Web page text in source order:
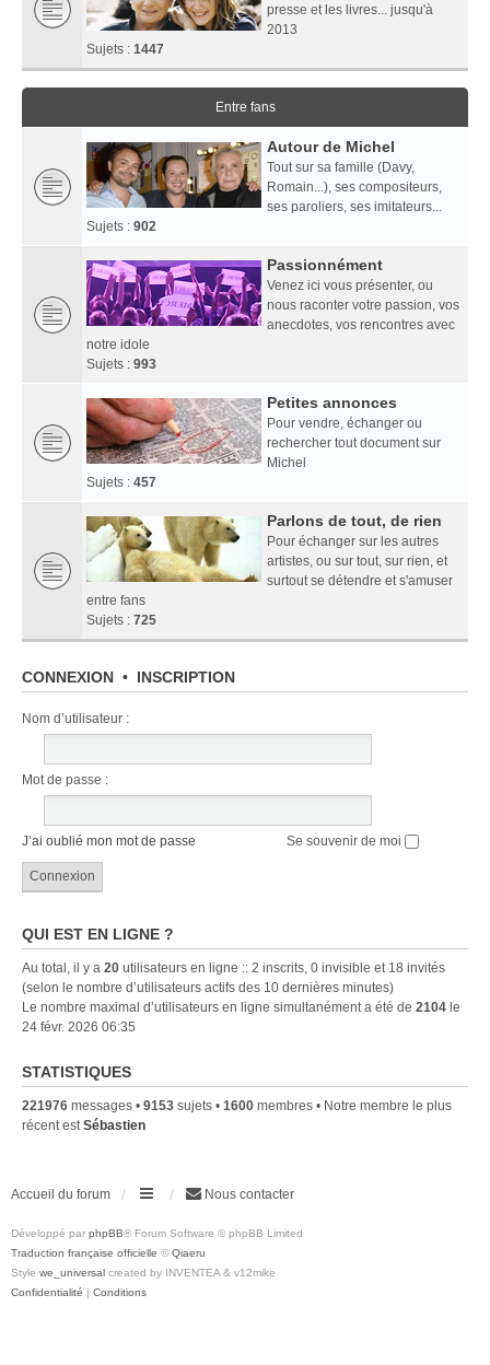
presse et les livres... jusqu'à
2013
Sujets : 1447
Entre fans
Autour de Michel
Tout sur sa famille (Davy,
Romain...), ses compositeurs,
ses paroliers, ses imitateurs...
Sujets : 902
Passionnément
Venez ici vous présenter, ou
nous raconter votre passion, vos
anecdotes, vos rencontres avec
notre idole
Sujets : 993
Petites annonces
Pour vendre, échanger ou
rechercher tout document sur
Michel
Sujets : 457
Parlons de tout, de rien
Pour échanger sur les autres
artistes, ou sur tout, sur rien, et
surtout se détendre et s'amuser
entre fans
Sujets : 725
CONNEXION • INSCRIPTION
Nom d’utilisateur :
Mot de passe :
J’ai oublié mon mot de passe Se souvenir de moi
QUI EST EN LIGNE ?
Au total, il y a 20 utilisateurs en ligne :: 2 inscrits, 0 invisible et 18 invités
(selon le nombre d’utilisateurs actifs des 10 dernières minutes)
Le nombre maximal d’utilisateurs en ligne simultanément a été de 2104 le
24 févr. 2026 06:35
STATISTIQUES
221976 messages • 9153 sujets • 1600 membres • Notre membre le plus
récent estSébastien
Accueil du forum Nous contacter
Développé par phpBB® Forum Software © phpBB Limited
Traduction française officielle © Qiaeru
Style we_universal created by INVENTEA & v12mike
Confidentialité | Conditions